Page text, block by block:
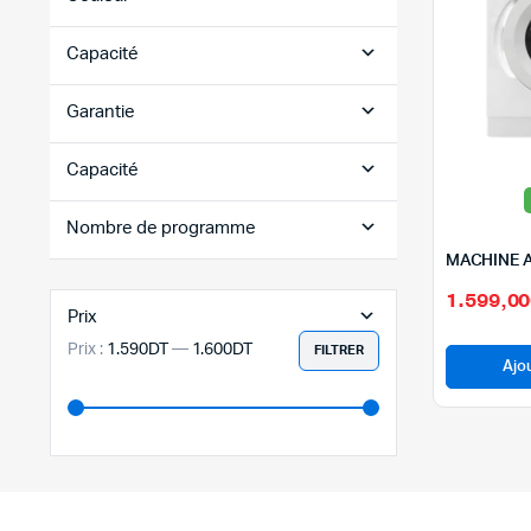
Capacité
Garantie
Capacité
Nombre de programme
Prix
FILTRER
Prix : 1.590DT — 1.600DT